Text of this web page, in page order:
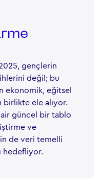
gençlerin
değil; bu
ekonomik, eğitsel
birlikte ele alıyor.
güncel bir tablo
ve
de veri temelli
hedefliyor.